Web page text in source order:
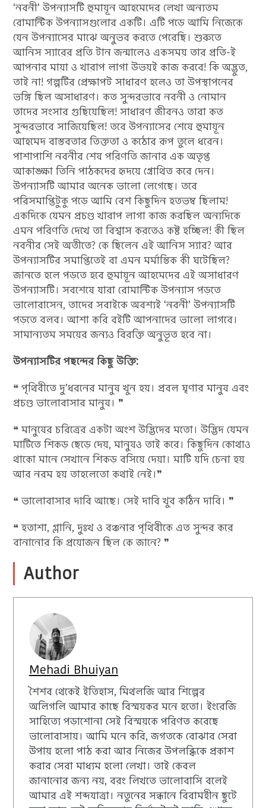
‘নবনী’ উপন্যাসটি হুমায়ূন আহমেদের লেখা অন্যতম
রোমান্টিক উপন্যাসগুলোর একটি। এটি পড়ে আমি নিজেকে
যেন উপন্যাসের মাঝে অনুভব করতে পেরেছি। শুরুতে
আনিস স্যারের প্রতি টান জন্মালেও একসময় তার প্রতি-ই
আপনার মায়া ও খারাপ লাগা উভয়ই কাজ করবে! কি অদ্ভুত,
তাই না! গল্পটির প্রেক্ষাপট সাধারণ হলেও তা উপস্থাপনের
ভঙ্গি ছিল অসাধারণ। কত সুন্দরভাবে নবনী ও নোমান
তাদের সংসার গুছিয়েছিল! সাধারণ জীবনও তারা কত
সুন্দরভাবে সাজিয়েছিল! তবে উপন্যাসের শেষে হুমায়ূন
আহমেদ বাস্তবতার তিক্ততা ও কঠোর রূপ তুলে ধরেন।
পাশাপাশি নবনীর শেষ পরিণতি জানার এক অতৃপ্ত
আকাঙ্ক্ষা তিনি পাঠকদের হৃদয়ে গ্রোথিত করে দেন।
উপন্যাসটি আমার অনেক ভালো লেগেছে। তবে
পরিসমাপ্তিটুকু পড়ে আমি বেশ কিছুদিন হতভম্ব ছিলাম!
একদিকে যেমন প্রচণ্ড খারাপ লাগা কাজ করছিল অন্যদিকে
এমন পরিণতি দেখে তা বিশ্বাস করতেও কষ্ট হচ্ছিল! কী ছিল
নবনীর সেই অতীতে? কে ছিলেন এই আনিস স্যার? আর
উপন্যাসটির সমাপ্তিতেই বা এমন মর্মান্তিক কী ঘটেছিল?
জানতে হলে পড়তে হবে হুমায়ূন আহমেদের এই অসাধারণ
উপন্যাসটি। সবশেষে যারা রোমান্টিক উপন্যাস পড়তে
ভালোবাসেন, তাদের সবাইকে অবশ্যই ‘নবনী’ উপন্যাসটি
পড়তে বলব। আশা করি বইটি আপনাদের ভালো লাগবে।
সামান্যতম সময়ের জন্যও বিরক্তি অনুভূত হবে না।
উপন্যাসটির পছন্দের কিছু উক্তি:
❝ পৃথিবীতে দু’ধরনের মানুষ খুন হয়। প্রবল ঘৃণার মানুষ এবং
প্রচণ্ড ভালোবাসার মানুষ। ❞
❝ মানুষের চরিত্রের একটা অংশ উদ্ভিদের মতো। উদ্ভিদ যেমন
মাটিতে শিকড় ছেড়ে দেয়, মানুষও তাই করে। কিছুদিন কোথাও
থাকো মানে সেখানে শিকড় বসিয়ে দেয়া। মাটি যদি চেনা হয়
আর নরম হয় তাহলেতো কথাই নেই।❞
❝ ভালোবাসার দাবি আছে। সেই দাবি খুব কঠিন দাবি। ❞
❝ হতাশা, গ্লানি, দুঃখ ও বঞ্চনার পৃথিবীকে এত সুন্দর করে
বানানোর কি প্রয়োজন ছিল কে জানে? ❞
Author
Mehadi Bhuiyan
শৈশব থেকেই ইতিহাস, মিথলজি আর শিল্পের
অলিগলি আমার কাছে বিস্ময়কর মনে হতো। ইংরেজি
সাহিত্যে পড়াশোনা সেই বিস্ময়কে পরিণত করেছে
ভালোবাসায়। আমি মনে করি, জগতকে বোঝার সেরা
উপায় হলো পাঠ করা আর নিজের উপলব্ধিকে প্রকাশ
করার সেরা মাধ্যম হলো লেখা। তাই কেবল
জানানোর জন্য নয়, বরং লিখতে ভালোবাসি বলেই
আমার এই শব্দযাত্রা। নতুনের সন্ধানে বিরামহীন ছুটে